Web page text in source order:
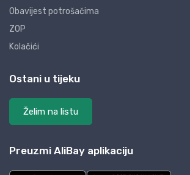
Obavijest potrošačima
ZOP
Kolačići
Ostani u tijeku
Želim na listu
Preuzmi AliBay aplikaciju